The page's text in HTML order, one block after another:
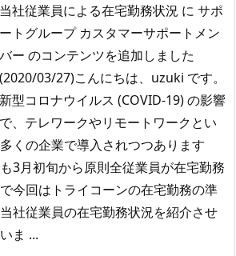
当社従業員による在宅勤務状況 に サポ
ートグループ カスタマーサポートメン
バー のコンテンツを追加しました
(2020/03/27)こんにちは、uzuki です。
新型コロナウイルス (COVID-19) の影響
で、テレワークやリモートワークとい
くの企業で導入されつつあります
3月初旬から原則全従業員が在宅勤務
今回はトライコーンの在宅勤務の準
社従業員の在宅勤務状況を紹介させ
ま ...